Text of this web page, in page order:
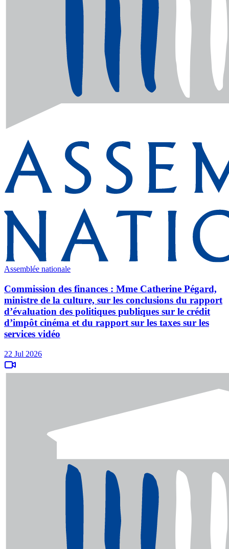
Assemblée nationale
Commission des finances : Mme Catherine Pégard,
ministre de la culture, sur les conclusions du rapport
d’évaluation des politiques publiques sur le crédit
d’impôt cinéma et du rapport sur les taxes sur les
services vidéo
22 Jul 2026